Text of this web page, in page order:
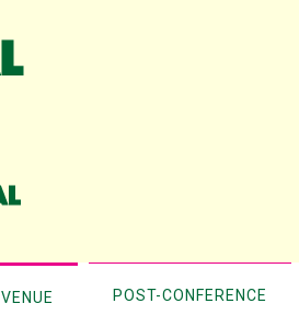
VENUE POST-CONFERENCE